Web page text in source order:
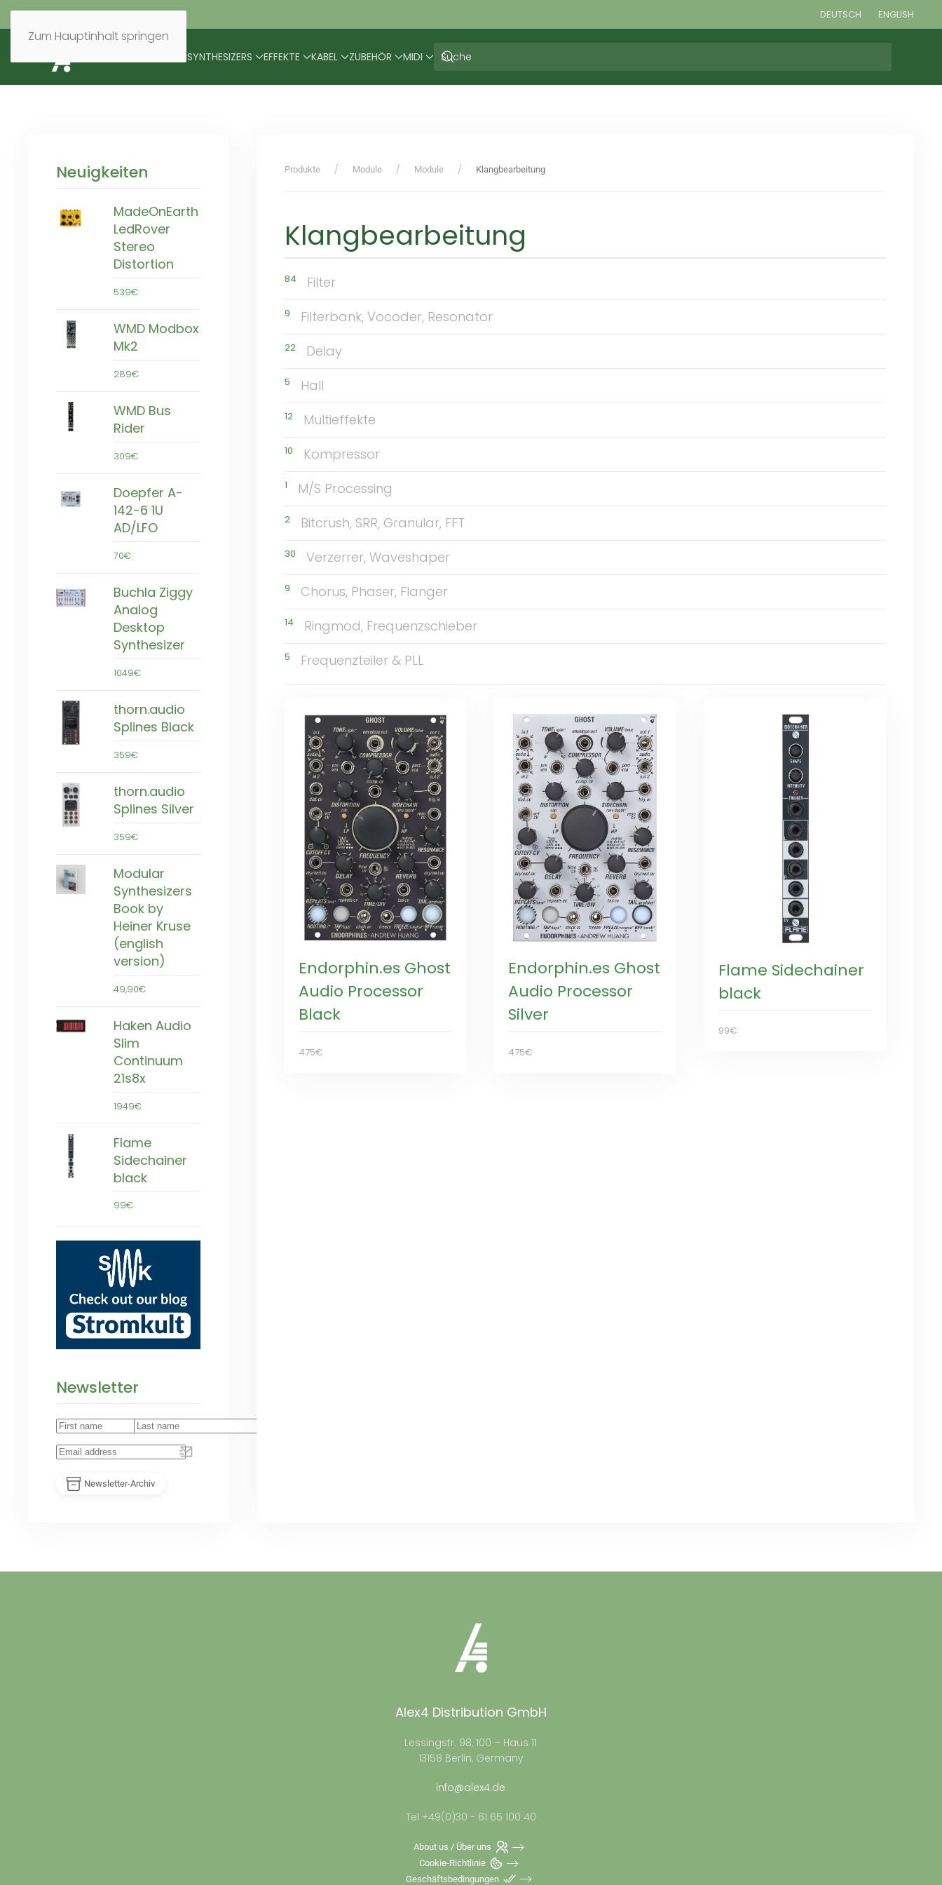
Zum Hauptinhalt springen
DEUTSCH ENGLISH
SYNTHESIZERS EFFEKTE KABEL ZUBEHÖR MIDI
Neuigkeiten
MadeOnEarth
LedRover
Stereo
Distortion
539€
WMD Modbox
Mk2
289€
WMD Bus
Rider
309€
Doepfer A-
142-6 1U
AD/LFO
70€
Buchla Ziggy
Analog
Desktop
Synthesizer
1049€
thorn.audio
Splines Black
359€
thorn.audio
Splines Silver
359€
Modular
Synthesizers
Book by
Heiner Kruse
(english
version)
49,90€
Haken Audio
Slim
Continuum
21s8x
1949€
Flame
Sidechainer
black
99€
Newsletter
Newsletter-Archiv
Produkte Module Module Klangbearbeitung
Klangbearbeitung
84 Filter
9 Filterbank, Vocoder, Resonator
22 Delay
5 Hall
12 Multieffekte
10 Kompressor
1 M/S Processing
2 Bitcrush, SRR, Granular, FFT
30 Verzerrer, Waveshaper
9 Chorus, Phaser, Flanger
14 Ringmod, Frequenzschieber
5 Frequenzteiler & PLL
Endorphin.es Ghost
Audio Processor
Black
475€
Endorphin.es Ghost
Audio Processor
Silver
475€
Flame Sidechainer
black
99€
Alex4 Distribution GmbH
Lessingstr. 98, 100 – Haus 11
13158 Berlin, Germany
info@alex4.de
Tel +49(0)30 - 61 65 100 40
About us / Über uns
Cookie-Richtlinie
Geschäftsbedingungen